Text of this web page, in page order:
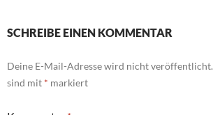
SCHREIBE EINEN KOMMENTAR
Deine E-Mail-Adresse wird nicht veröffentlicht.
sind mit * markiert